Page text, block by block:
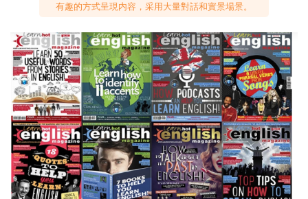
有趣的方式呈現内容，采用大量對話和實景場景。